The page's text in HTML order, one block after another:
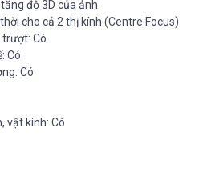
độ 3D của ảnh
cho cả 2 thị kính (Centre Focus)
trượt: Có
Có
Có
vật kính: Có